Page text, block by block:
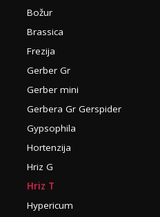
Božur
Brassica
Frezija
Gerber Gr
Gerber mini
Gerbera Gr Gerspider
Gypsophila
Hortenzija
Hriz G
Hriz T
Hypericum